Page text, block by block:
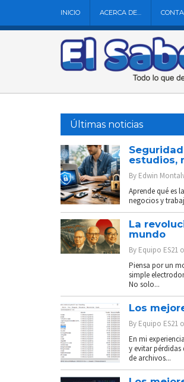
INICIO ACERCA DE…
Últimas noticias
estudios,
By Edwin
Aprende qué es
negocios y
La
mundo
By Equipo ES21
Piensa por un
simple
No solo...
Los
By Equipo ES21
En mi
y evitar
de archivos...